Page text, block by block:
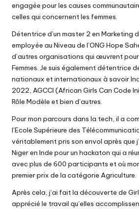
engagée pour les causes
celles qui concernent les femmes.
Détentrice d’un master 2 en Marketing
employée au Niveau de l’ONG Hope
d’autres organisations qui œuvrent
Femmes. Je suis également détentrice
nationaux et internationaux à savoir
2022, AGCCI (African Girls Can Code
Rôle Modèle et bien d’autres.
Pour mon parcours dans la tech, il a
l’Ecole Supérieure des
véritablement pris son envol après que
Niger en Inde pour un hackaton qui a
avec plus de 600 participants et où
premier prix de la catégorie Agriculture.
Après cela, j’ai fait la découverte de
apprécié le travail qu’elles